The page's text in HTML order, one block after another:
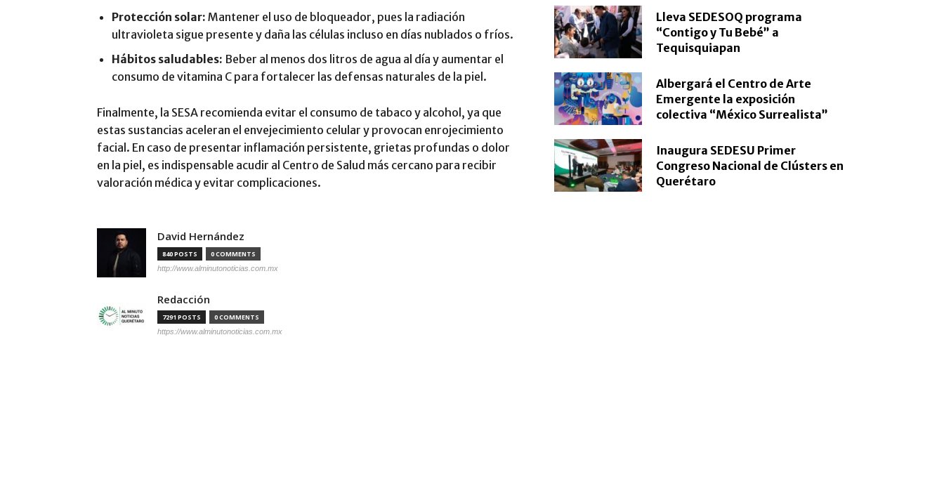
Protección solar: Mantener el uso de bloqueador, pues la radiación
ultravioleta sigue presente y daña las células incluso en días nublados o fríos.
Hábitos saludables: Beber al menos dos litros de agua al día y aumentar el
consumo de vitamina C para fortalecer las defensas naturales de la piel.
Finalmente, la SESA recomienda evitar el consumo de tabaco y alcohol, ya que
estas sustancias aceleran el envejecimiento celular y provocan enrojecimiento
facial. En caso de presentar inflamación persistente, grietas profundas o dolor
en la piel, es indispensable acudir al Centro de Salud más cercano para recibir
valoración médica y evitar complicaciones.
David Hernández
840 POSTS 0 COMMENTS
http://www.alminutonoticias.com.mx
Redacción
7291 POSTS 0 COMMENTS
https://www.alminutonoticias.com.mx
Lleva SEDESOQ programa
“Contigo y Tu Bebé” a
Tequisquiapan
Albergará el Centro de Arte
Emergente la exposición
colectiva “México Surrealista”
Inaugura SEDESU Primer
Congreso Nacional de Clústers en
Querétaro